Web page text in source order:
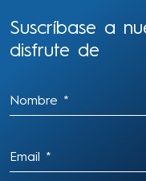
Suscríbase a
disfrute de